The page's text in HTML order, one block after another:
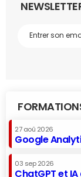
27 aoû 2026
Google
03 sep 2026
ChatGPT et